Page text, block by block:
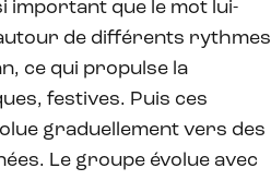
important que le mot lui-
de différents rythmes
ce qui propulse la
festives. Puis ces
graduellement vers des
Le groupe évolue avec